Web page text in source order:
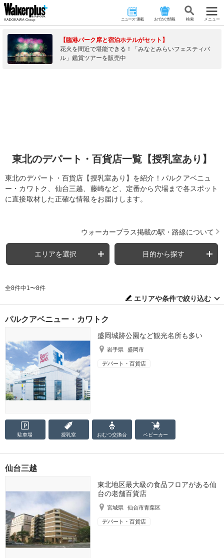
ニュース･連載 おでかけ情報 検 索 メニュー
【臨港パーク席と宿泊ホテルがセット】
花火を間近で堪能できる！「みなとみらいフェスティバ
ル」鑑賞ツアーを販売中
東北のデパート・百貨店一覧【授乳室あり】
東北のデパート・百貨店【授乳室あり】を紹介！パルクアベニュ
ー・カワトク、仙台三越、藤崎など、定番から穴場まで各スポット
に直接取材した正確な情報をお届けします。
ウォーカープラス掲載の駅・路線について
エリアを選択 目的から探す
全8件中1〜8件
エリアや条件で絞り込む
パルクアベニュー・カワトク
盛岡城跡公園など観光名所も多い
岩手県 盛岡市
デパート・百貨店
駐車場 授乳室 おむつ交換台 ベビーカー
仙台三越
東北地区最大級の食品フロアがある仙
台の老舗百貨店
宮城県 仙台市青葉区
デパート・百貨店